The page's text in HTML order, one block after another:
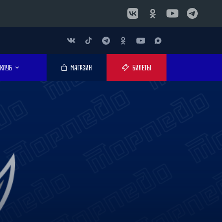
КЛУБ МАГАЗИН БИЛЕТЫ